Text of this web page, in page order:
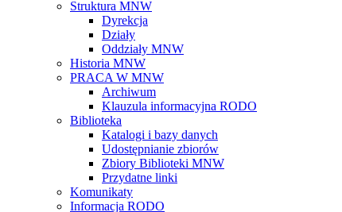
Struktura MNW
Dyrekcja
Działy
Oddziały MNW
Historia MNW
PRACA W MNW
Archiwum
Klauzula informacyjna RODO
Biblioteka
Katalogi i bazy danych
Udostępnianie zbiorów
Zbiory Biblioteki MNW
Przydatne linki
Komunikaty
Informacja RODO